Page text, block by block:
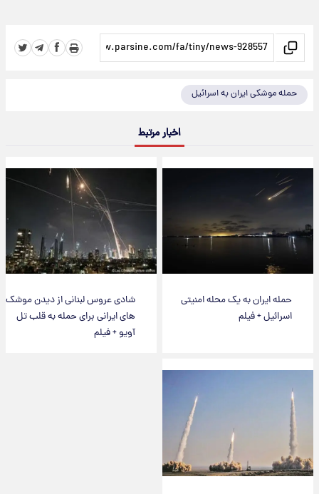
حمله موشکی ایران به اسرائیل
اخبار مرتبط
حمله ایران به یک محله امنیتی
اسرائیل + فیلم
شادی عروس لبنانی از دیدن موشک
های ایرانی برای حمله به قلب تل
آویو + فیلم